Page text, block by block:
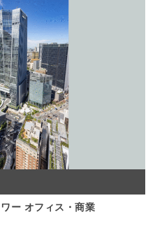
ー オフィス・商業